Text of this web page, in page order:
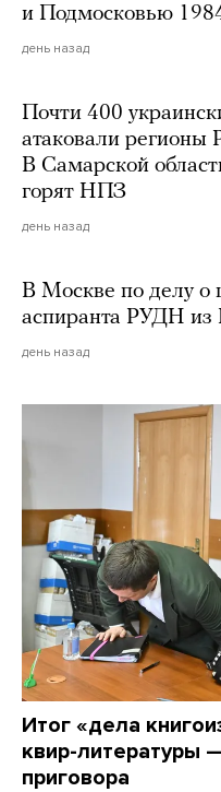
и Подмосковью
день назад
Почти 400
атаковали регионы
В Самарской
горят НПЗ
день назад
В Москве по делу о
аспиранта РУДН из
день назад
Итог «дела
квир-литературы
приговора